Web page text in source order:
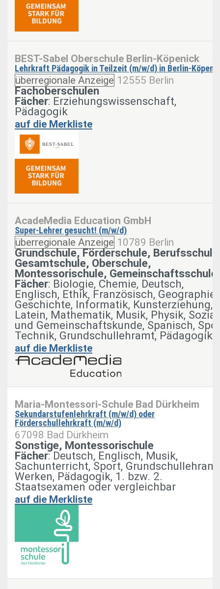
BEST-Sabel Oberschule Berlin-Köpenick
Lehrkraft Pädagogik in Teilzeit (m/w/d) in Berlin-
überregionale Anzeige 12555 Berlin
Fachoberschulen
Fächer: Erziehungswissenschaft,
Pädagogik
auf die Merkliste
AcadeMedia Education GmbH
Super-Lehrer gesucht! (m/w/d)
überregionale Anzeige 10789 Berlin
Grundschule, Förderschule,
Gesamtschule, Oberschule,
Montessorischule, Gemeinschaftsschule
Fächer: Biologie, Chemie, Deutsch,
Englisch, Ethik, Französisch, Geographie,
Geschichte, Informatik, Kunsterziehung,
Latein, Mathematik, Musik, Physik,
und Gemeinschaftskunde, Spanisch,
Technik, Grundschullehramt, Pädagogik
auf die Merkliste
Maria-Montessori-Schule Bad Dürkheim
Sekundarstufenlehrkraft (m/w/d) oder
Förderschullehrkraft (m/w/d)
67098 Bad Dürkheim
Sonstige, Montessorischule
Fächer: Deutsch, Englisch, Musik,
Sachunterricht, Sport,
Werken, Pädagogik, 1. bzw. 2.
Staatsexamen oder vergleichbar
auf die Merkliste